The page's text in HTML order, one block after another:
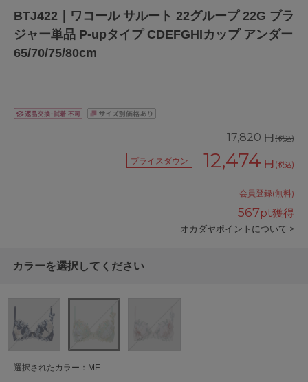
BTJ422｜ワコール サルート 22グループ 22G ブラ
ジャー単品 P-upタイプ CDEFGHIカップ アンダー
65/70/75/80cm
17,820 円(税込)
プライスダウン 12,474 円 (税込)
会員登録(無料)
567pt獲得
オカダヤポイントについて >
カラーを選択してください
選択されたカラー：ME